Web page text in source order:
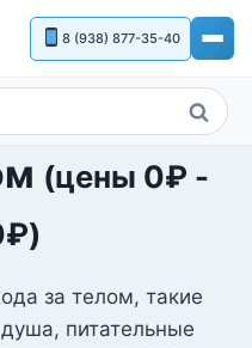
8 (938) 877-35-40
Поиск
(цены 0₽ -
₽)
за телом, такие
питательные